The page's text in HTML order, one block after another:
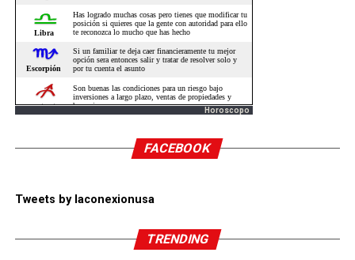
Horoscopo
FACEBOOK
Tweets by laconexionusa
TRENDING